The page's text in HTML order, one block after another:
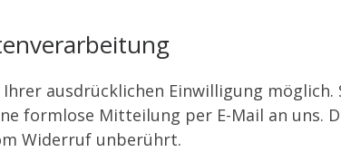
ausdrücklichen Einwilligung
formlose Mitteilung per E-Mail an uns.
Widerruf unberührt.